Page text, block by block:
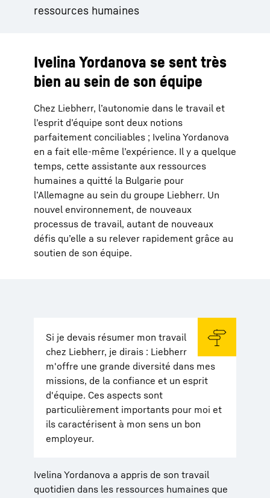
ressources humaines
Ivelina Yordanova se sent très
bien au sein de son équipe
Chez Liebherr, l’autonomie dans le travail et
l’esprit d’équipe sont deux notions
parfaitement conciliables ; Ivelina Yordanova
en a fait elle-même l’expérience. Il y a quelque
temps, cette assistante aux ressources
humaines a quitté la Bulgarie pour
l’Allemagne au sein du groupe Liebherr. Un
nouvel environnement, de nouveaux
processus de travail, autant de nouveaux
défis qu’elle a su relever rapidement grâce au
soutien de son équipe.
Si je devais résumer mon travail
chez Liebherr, je dirais : Liebherr
m'offre une grande diversité dans mes
missions, de la confiance et un esprit
d'équipe. Ces aspects sont
particulièrement importants pour moi et
ils caractérisent à mon sens un bon
employeur.
Ivelina Yordanova a appris de son travail
quotidien dans les ressources humaines que